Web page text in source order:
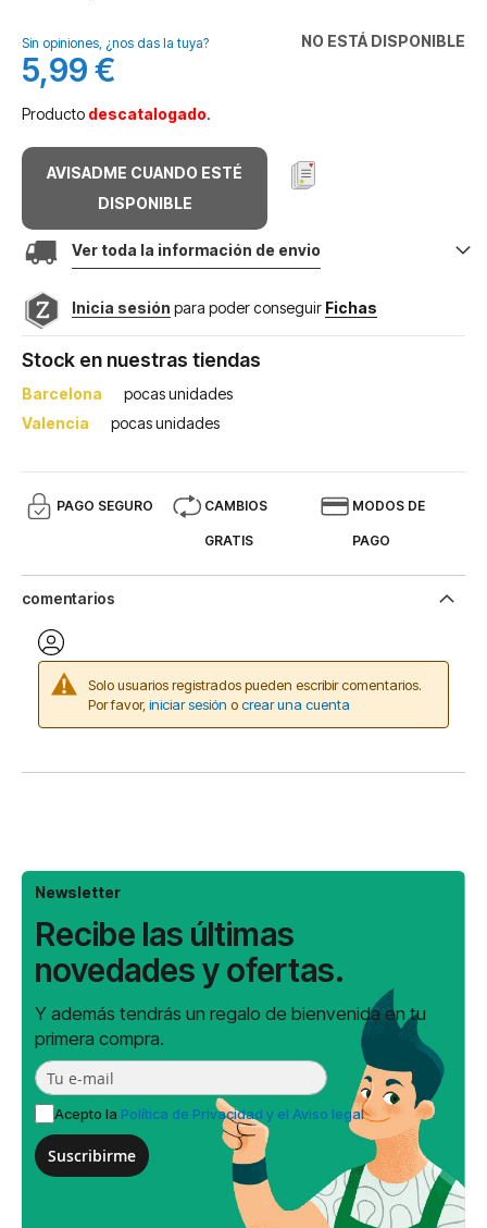
galería
de
imágenes
NO ESTÁ DISPONIBLE
Sin opiniones, ¿nos das la tuya?
5,99 €
Producto descatalogado.
AVISADME CUANDO ESTÉ
DISPONIBLE
Ver toda la información de envio
Inicia sesión para poder conseguir Fichas
Stock en nuestras tiendas
Barcelona
pocas unidades
Valencia
pocas unidades
PAGO SEGURO CAMBIOS
GRATIS
MODOS DE
PAGO
comentarios
Solo usuarios registrados pueden escribir comentarios.
Por favor, iniciar sesión ocrear una cuenta
Newsletter
Recibe las últimas
novedades y ofertas.
Y además tendrás un regalo de bienvenida en tu
primera compra.
Acepto la Política de Privacidad y el Aviso legal
Suscribirme